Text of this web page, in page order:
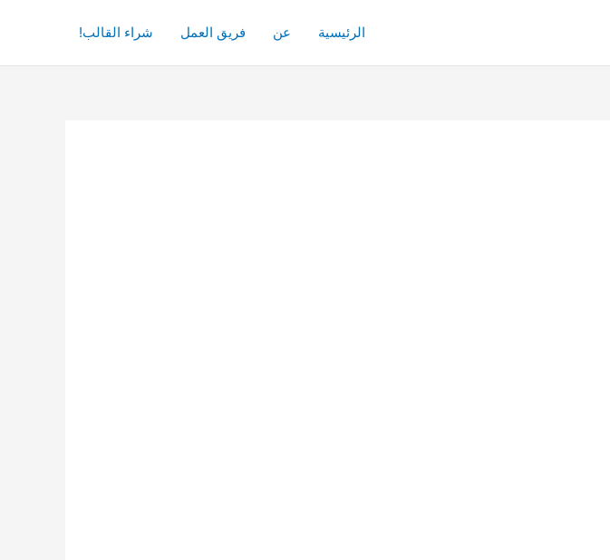
الرئيسية عن فريق العمل شراء القالب!